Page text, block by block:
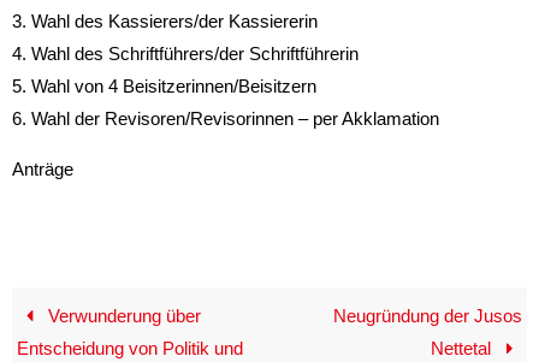
3. Wahl des Kassierers/der Kassiererin
4. Wahl des Schriftführers/der Schriftführerin
5. Wahl von 4 Beisitzerinnen/Beisitzern
6. Wahl der Revisoren/Revisorinnen – per Akklamation
Anträge
Verwunderung über
Entscheidung von Politik und
Neugründung der Jusos
Nettetal